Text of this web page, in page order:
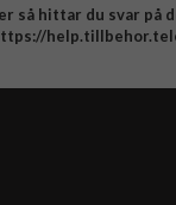
så hittar du svar på